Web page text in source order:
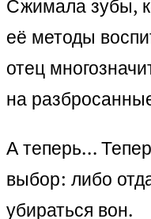
Сжимала зубы,
её методы
отец
на
А теперь…
выбор: либо
убираться вон.